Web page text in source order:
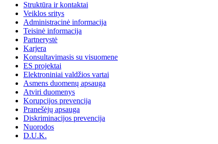
Struktūra ir kontaktai
Veiklos sritys
Administracinė informacija
Teisinė informacija
Partnerystė
Karjera
Konsultavimasis su visuomene
ES projektai
Elektroniniai valdžios vartai
Asmens duomenų apsauga
Atviri duomenys
Korupcijos prevencija
Pranešėjų apsauga
Diskriminacijos prevencija
Nuorodos
D.U.K.